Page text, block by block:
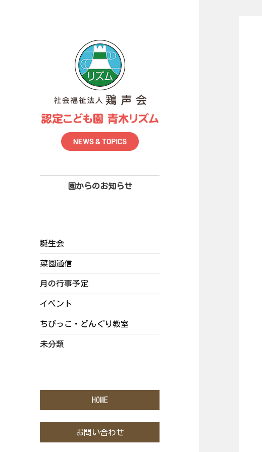
園からのお知らせ
誕生会
菜園通信
月の行事予定
イベント
ちびっこ・どんぐり教室
未分類
HOME
お問い合わせ